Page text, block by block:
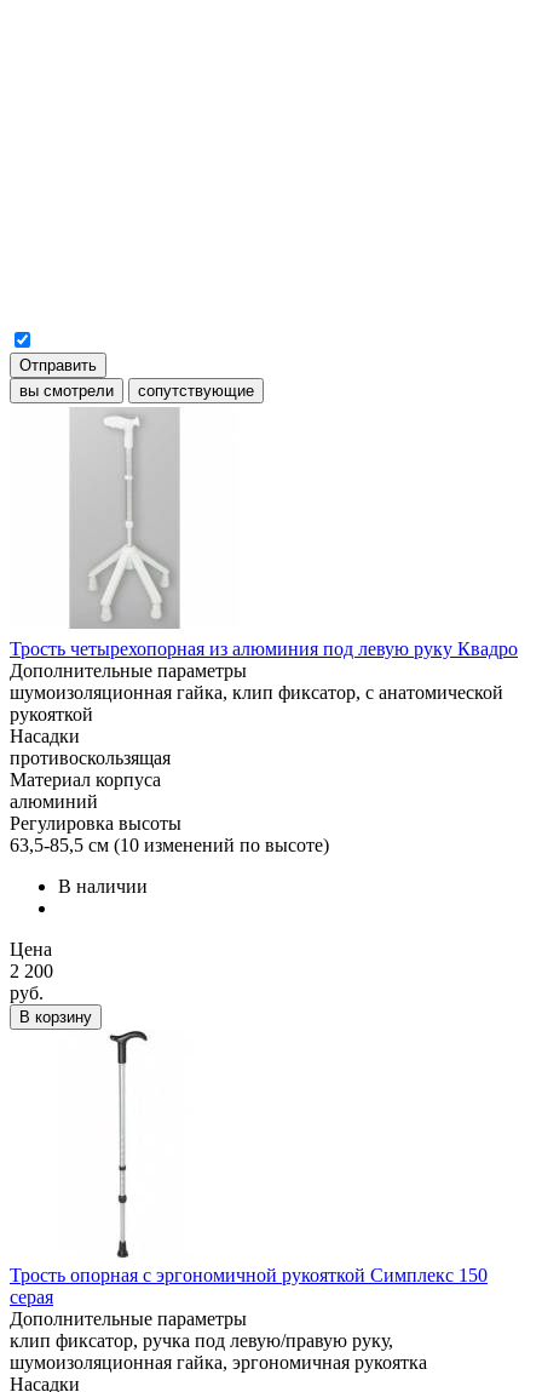
Отправить
вы смотрели
сопутствующие
Трость четырехопорная из алюминия под левую руку Квадро
Дополнительные параметры
шумоизоляционная гайка, клип фиксатор, с анатомической
рукояткой
Насадки
противоскользящая
Материал корпуса
алюминий
Регулировка высоты
63,5-85,5 см (10 изменений по высоте)
В наличии
Цена
2 200
руб.
В корзину
Трость опорная с эргономичной рукояткой Симплекс 150
серая
Дополнительные параметры
клип фиксатор, ручка под левую/правую руку,
шумоизоляционная гайка, эргономичная рукоятка
Насадки